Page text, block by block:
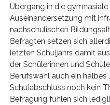
Übergang in die
Auseinandersetzung mit
nachschulischen
Befragten setzen sich
letzten Schuljahrs damit
der Schülerinnen und
Berufswahl auch ein halbes
Schulabschluss noch kein
Befragung fühlen sich